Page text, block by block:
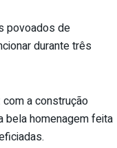
povoados de
durante três
a construção
bela homenagem feita